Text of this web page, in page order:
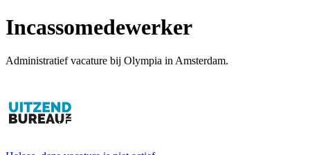
Incassomedewerker
Administratief vacature bij Olympia in Amsterdam.